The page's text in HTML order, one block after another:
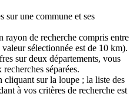
sur une commune et ses
rayon de recherche compris entre
sélectionnée est de 10 km).
sur deux départements, vous
séparées.
cliquant sur la loupe ; la liste des
à vos critères de recherche est